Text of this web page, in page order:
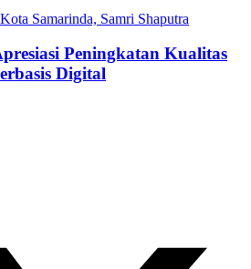
Peningkatan Kualitas
Digital